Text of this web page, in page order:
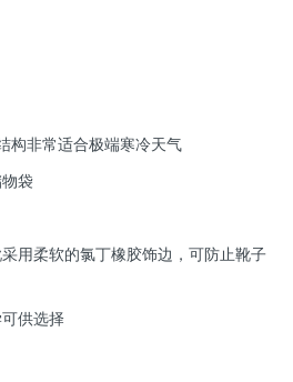
构非常适合极端寒冷天气
袋
用柔软的氯丁橡胶饰边，可防止靴子
供选择